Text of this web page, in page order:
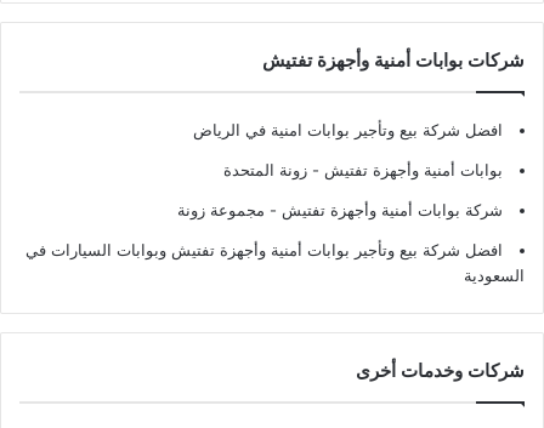
شركات بوابات أمنية وأجهزة تفتيش
افضل شركة بيع وتأجير بوابات امنية في الرياض
بوابات أمنية وأجهزة تفتيش - زونة المتحدة
شركة بوابات أمنية وأجهزة تفتيش - مجموعة زونة
افضل شركة بيع وتأجير بوابات أمنية وأجهزة تفتيش وبوابات السيارات في
السعودية
شركات وخدمات أخرى